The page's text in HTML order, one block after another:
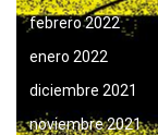
febrero 2022
enero 2022
diciembre 2021
noviembre 2021